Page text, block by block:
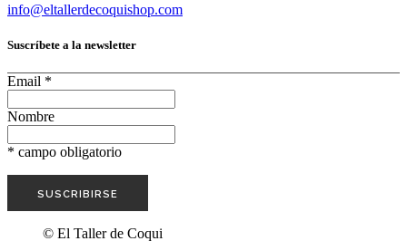
info@eltallerdecoquishop.com
Suscríbete a la newsletter
Email *
Nombre
* campo obligatorio
© El Taller de Coqui